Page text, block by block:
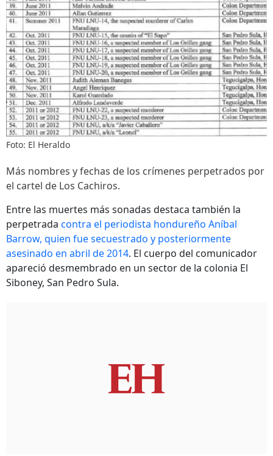
Foto: El Heraldo
Más nombres y fechas de los crímenes perpetrados por
el cartel de Los Cachiros.
Entre las muertes más sonadas destaca también la
perpetrada contra el periodista hondureño Aníbal
Barrow, quien fue secuestrado y posteriormente
asesinado en abril de 2014. El cuerpo del comunicador
apareció desmembrado en un sector de la colonia El
Siboney, San Pedro Sula.